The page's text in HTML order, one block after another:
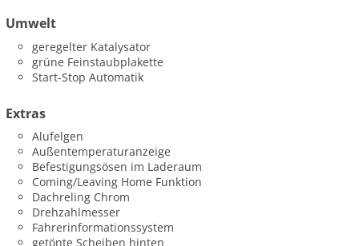
Umwelt
geregelter Katalysator
grüne Feinstaubplakette
Start-Stop Automatik
Extras
Alufelgen
Außentemperaturanzeige
Befestigungsösen im Laderaum
Coming/Leaving Home Funktion
Dachreling Chrom
Drehzahlmesser
Fahrerinformationssystem
getönte Scheiben hinten